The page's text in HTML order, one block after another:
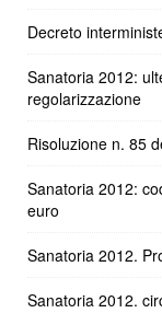
Decreto
Sanatoria 2012:
regolarizzazione
Risoluzione n. 85
Sanatoria 2012:
euro
Sanatoria 2012.
Sanatoria 2012.